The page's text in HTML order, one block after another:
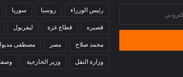
رئيس الوزراء روسيا سوريا
قصيره قطاع غزة ليفربول
محمد صلاح مصر مصطفى
وزارة النقل وزير الخارجية